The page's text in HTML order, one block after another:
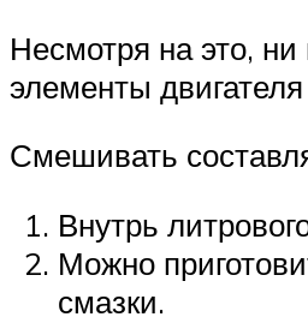
Несмотря на это,
элементы
Смешивать
Внутрь
Можно
смазки.